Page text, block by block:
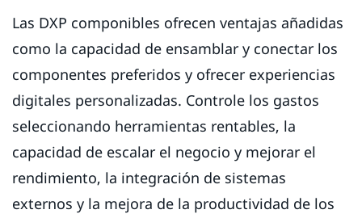
Las DXP componibles ofrecen ventajas añadidas
como la capacidad de ensamblar y conectar los
componentes preferidos y ofrecer experiencias
digitales personalizadas. Controle los gastos
seleccionando herramientas rentables, la
capacidad de escalar el negocio y mejorar el
rendimiento, la integración de sistemas
externos y la mejora de la productividad de los